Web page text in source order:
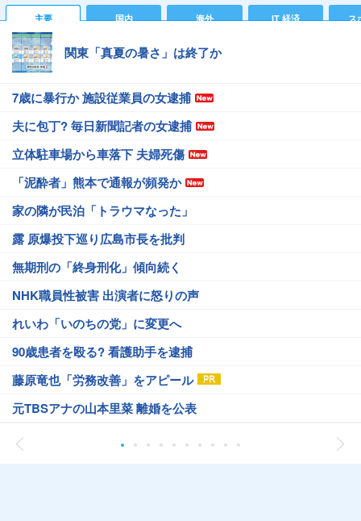
主要 国内 海外 IT 経済 ス
関東「真夏の暑さ」は終了か
7歳に暴行か 施設従業員の女逮捕
夫に包丁? 毎日新聞記者の女逮捕
立体駐車場から車落下 夫婦死傷
「泥酔者」熊本で通報が頻発か
家の隣が民泊「トラウマなった」
露 原爆投下巡り広島市長を批判
無期刑の「終身刑化」傾向続く
NHK職員性被害 出演者に怒りの声
れいわ「いのちの党」に変更へ
90歳患者を殴る? 看護助手を逮捕
藤原竜也「労務改善」をアピール
元TBSアナの山本里菜 離婚を公表